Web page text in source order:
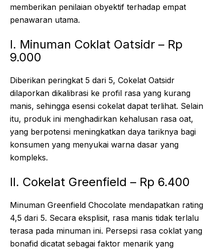
memberikan penilaian obyektif terhadap empat
penawaran utama.
I. Minuman Coklat Oatsidr – Rp
9.000
Diberikan peringkat 5 dari 5, Cokelat Oatsidr
dilaporkan dikalibrasi ke profil rasa yang kurang
manis, sehingga esensi cokelat dapat terlihat. Selain
itu, produk ini menghadirkan kehalusan rasa oat,
yang berpotensi meningkatkan daya tariknya bagi
konsumen yang menyukai warna dasar yang
kompleks.
II. Cokelat Greenfield – Rp 6.400
Minuman Greenfield Chocolate mendapatkan rating
4,5 dari 5. Secara eksplisit, rasa manis tidak terlalu
terasa pada minuman ini. Persepsi rasa coklat yang
bonafid dicatat sebagai faktor menarik yang